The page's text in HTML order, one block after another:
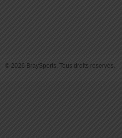
© 2026 BraySports. Tous droits reservés.